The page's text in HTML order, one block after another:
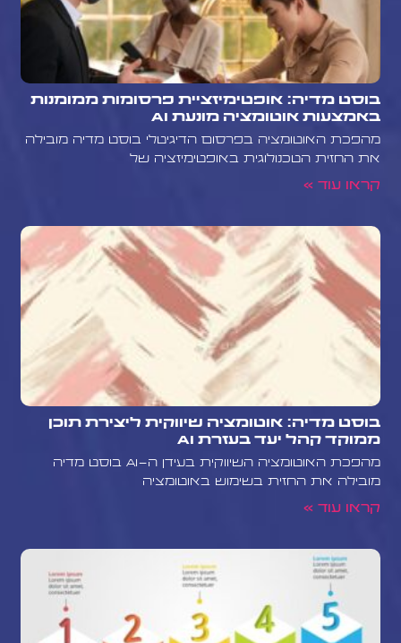
בוסט מדיה: אופטימיזציית פרסומות ממומנות
באמצעות אוטומציה מונעת AI
מהפכת האוטומציה בפרסום הדיגיטלי בוסט מדיה מובילה
את החזית הטכנולוגית באופטימיזציה של
קראו עוד »
בוסט מדיה: אוטומציה שיווקית ליצירת תוכן
ממוקד קהל יעד בעזרת AI
מהפכת האוטומציה השיווקית בעידן ה-AI בוסט מדיה
מובילה את החזית בשימוש באוטומציה
קראו עוד »